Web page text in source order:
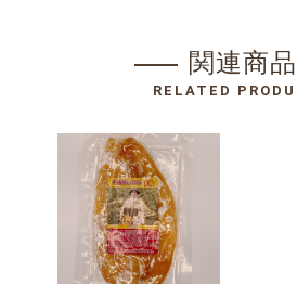
関連商品
RELATED